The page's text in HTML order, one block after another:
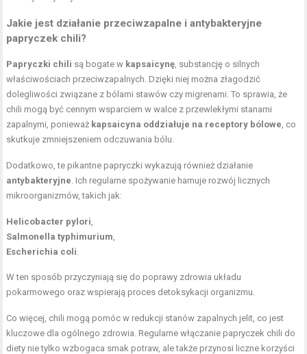
Jakie jest działanie przeciwzapalne i antybakteryjne
papryczek chili?
Papryczki chili są bogate w kapsaicynę , substancję o silnych
właściwościach przeciwzapalnych. Dzięki niej można złagodzić
dolegliwości związane z bólami stawów czy migrenami. To sprawia, że
chili mogą być cennym wsparciem w walce z przewlekłymi stanami
zapalnymi, ponieważ kapsaicyna oddziałuje na receptory bólowe , co
skutkuje zmniejszeniem odczuwania bólu.
Dodatkowo, te pikantne papryczki wykazują również działanie
antybakteryjne . Ich regularne spożywanie hamuje rozwój licznych
mikroorganizmów, takich jak:
Helicobacter pylori
Salmonella typhimurium
Escherichia coli
W ten sposób przyczyniają się do poprawy zdrowia układu
pokarmowego oraz wspierają proces detoksykacji organizmu.
Co więcej, chili mogą pomóc w redukcji stanów zapalnych jelit, co jest
kluczowe dla ogólnego zdrowia. Regularne włączanie papryczek chili do
diety nie tylko wzbogaca smak potraw, ale także przynosi liczne korzyści